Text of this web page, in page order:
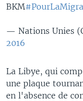
BKM
— Nations Unies
2016
La Libye, qui
une plaque
en l'absence de